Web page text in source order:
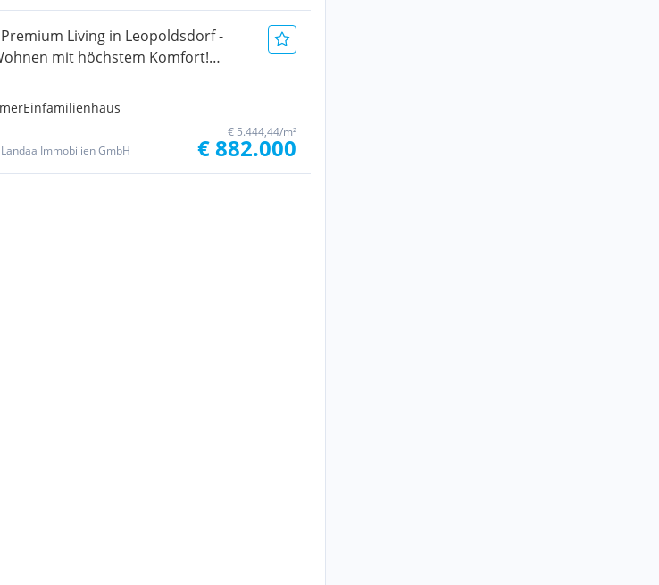
Premium Living in Leopoldsdorf -
mit höchstem Komfort!
Galerie, Vollkeller & 4 Stellplätzen
Einfamilienhaus
Landaa Immobilien GmbH
€ 5.444,44/m²
€ 882.000